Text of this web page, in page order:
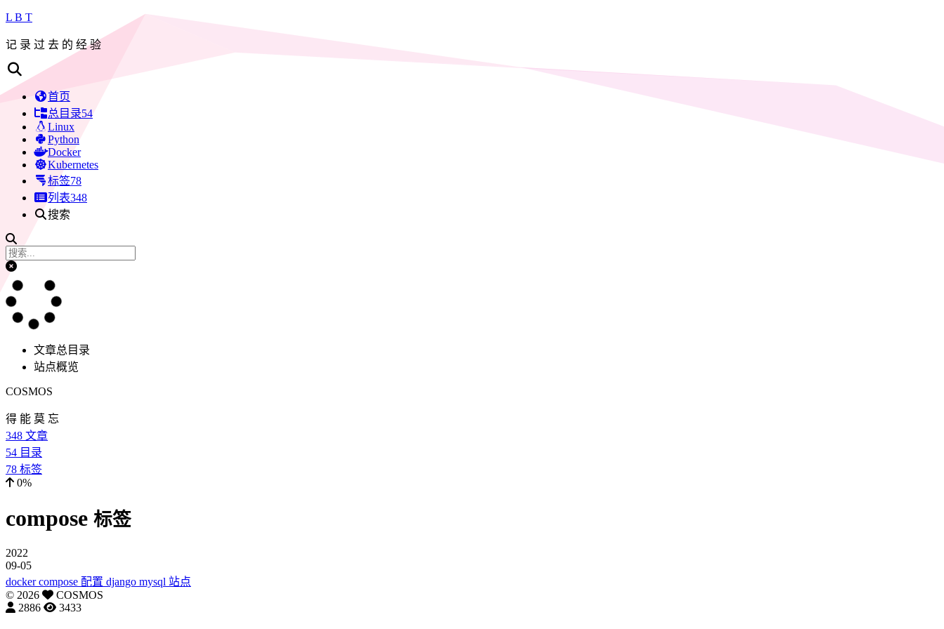
L B T
记 录 过 去 的 经 验
首页
总目录54
Linux
Python
Docker
Kubernetes
标签78
列表348
搜索
文章总目录
站点概览
COSMOS
得 能 莫 忘
348 文章
54 目录
78 标签
0%
compose 标签
2022
09-05
docker compose 配置 django mysql 站点
© 2026
COSMOS
2886
3433